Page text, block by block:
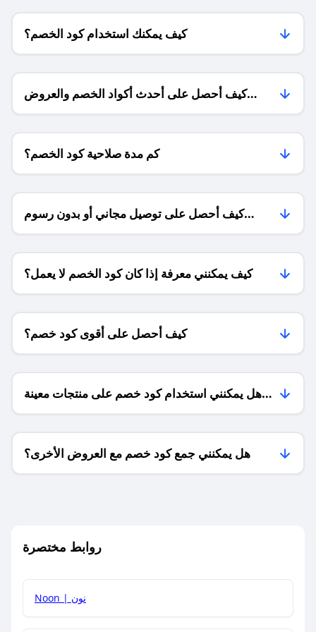
كيف يمكنك استخدام كود الخصم؟
كيف أحصل على أحدث أكواد الخصم والعروض
للمتاجر؟
كم مدة صلاحية كود الخصم؟
كيف أحصل على توصيل مجاني أو بدون رسوم
الشحن ؟
كيف يمكنني معرفة إذا كان كود الخصم لا يعمل؟
كيف أحصل على أقوى كود خصم؟
هل يمكنني استخدام كود خصم على منتجات معينة
فقط؟
هل يمكنني جمع كود خصم مع العروض الأخرى؟
روابط مختصرة
Noon | نون